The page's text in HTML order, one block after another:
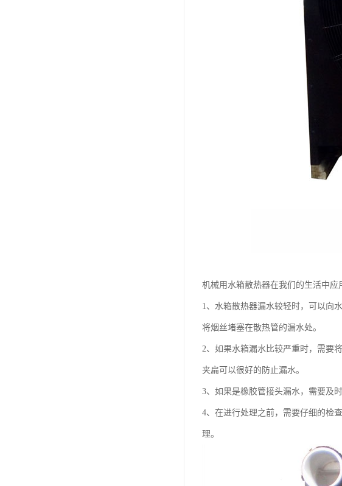
机械用水箱散热器在我们的生活中应
1、水箱散热器漏水较轻时，可以向
将烟丝堵塞在散热管的漏水处。
2、如果水箱漏水比较严重时，需要
夹扁可以很好的防止漏水。
3、如果是橡胶管接头漏水，需要及
4、在进行处理之前，需要仔细的检
理。